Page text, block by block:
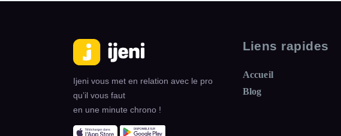
Ijeni vous met en relation avec le pro
qu’il vous faut
en une minute chrono !
Liens rapides
Accueil
Blog